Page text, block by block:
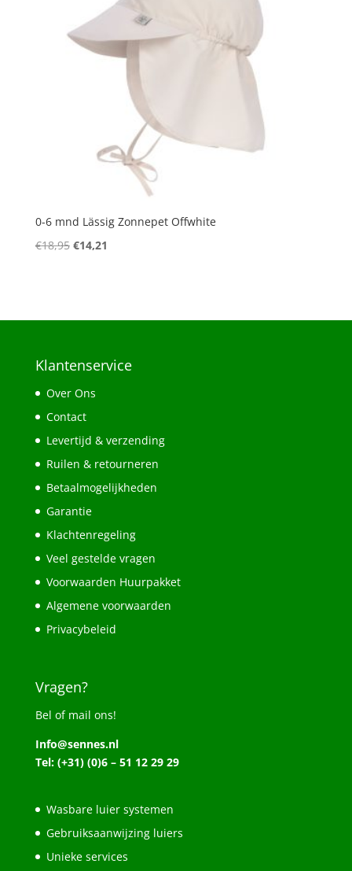
0-6 mnd Lässig Zonnepet Offwhite
€18,95 Oorspronkelijke
€14,21
Klantenservice
Over Ons
Contact
Levertijd & verzending
Ruilen & retourneren
Betaalmogelijkheden
Garantie
Klachtenregeling
Veel gestelde vragen
Voorwaarden Huurpakket
Algemene voorwaarden
Privacybeleid
Vragen?
Bel of mail ons!
Info@sennes.nl
Tel: (+31) (0)6 – 51 12 29 29
Wasbare luier systemen
Gebruiksaanwijzing luiers
Unieke services